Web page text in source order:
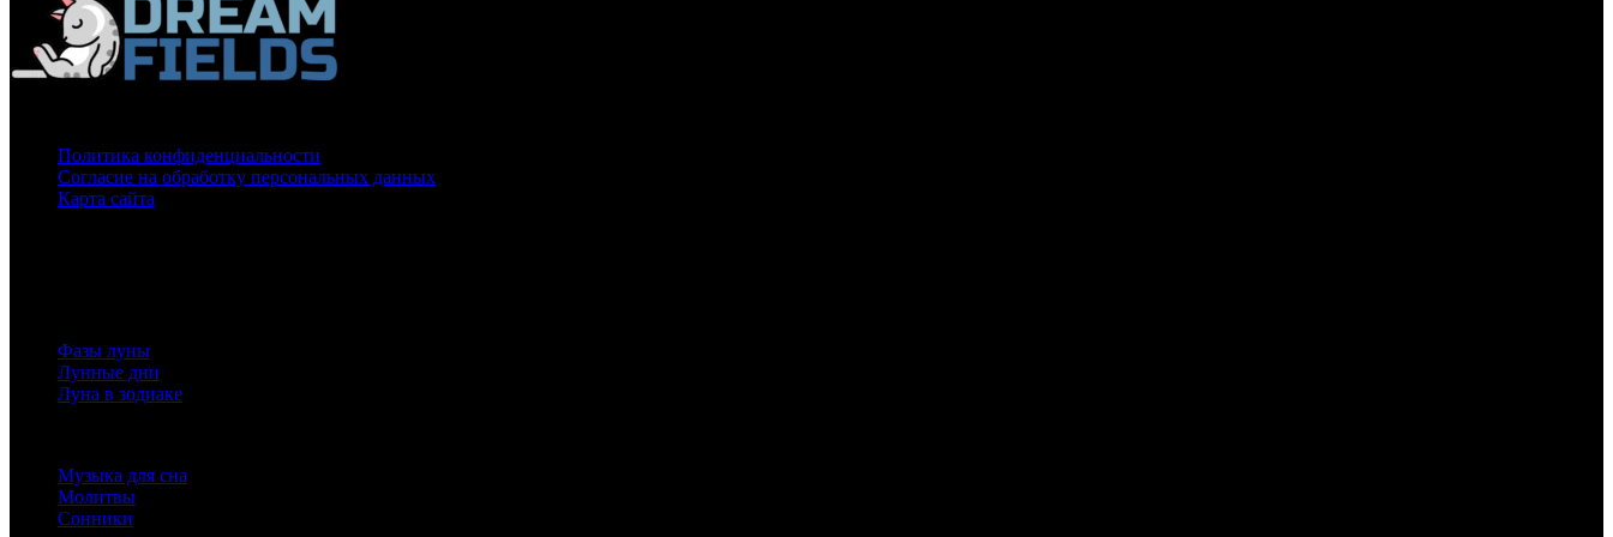
Политика конфиденциальности
Согласие на обработку персональных данных
Карта сайта
Фазы луны
Лунные дни
Луна в зодиаке
Музыка для сна
Молитвы
Сонники